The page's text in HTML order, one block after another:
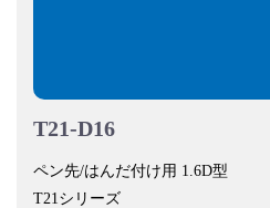
T21-D16
ペン先/はんだ付け用 1.6D型
T21シリーズ